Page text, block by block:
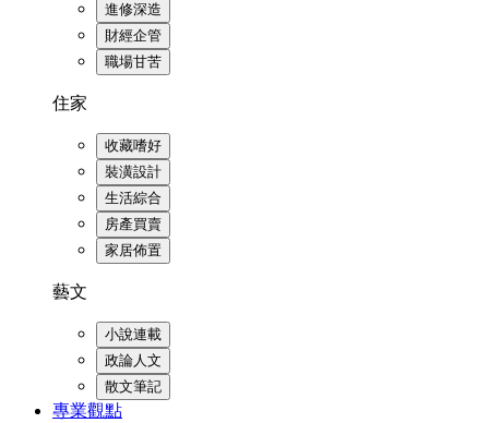
進修深造
財經企管
職場甘苦
住家
收藏嗜好
裝潢設計
生活綜合
房產買賣
家居佈置
藝文
小說連載
政論人文
散文筆記
專業觀點